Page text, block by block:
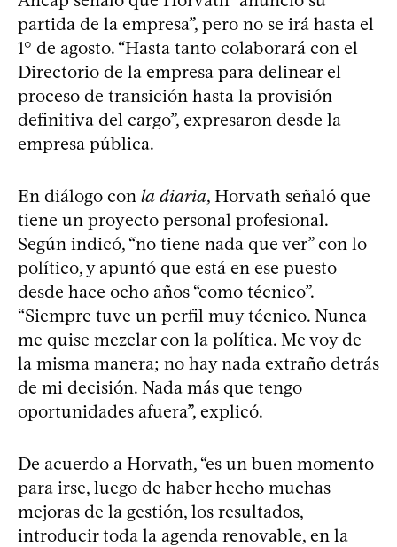
partida de la empresa”, pero no se irá hasta el
1° de agosto. “Hasta tanto colaborará con el
Directorio de la empresa para delinear el
proceso de transición hasta la provisión
definitiva del cargo”, expresaron desde la
empresa pública.
En diálogo con la diaria, Horvath señaló que
tiene un proyecto personal profesional.
Según indicó, “no tiene nada que ver” con lo
político, y apuntó que está en ese puesto
desde hace ocho años “como técnico”.
“Siempre tuve un perfil muy técnico. Nunca
me quise mezclar con la política. Me voy de
la misma manera; no hay nada extraño detrás
de mi decisión. Nada más que tengo
oportunidades afuera”, explicó.
De acuerdo a Horvath, “es un buen momento
para irse, luego de haber hecho muchas
mejoras de la gestión, los resultados,
introducir toda la agenda renovable, en la